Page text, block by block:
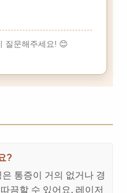
질문해주세요! 😊
?
통증이 거의 없거나 경
끔할 수 있어요. 레이저